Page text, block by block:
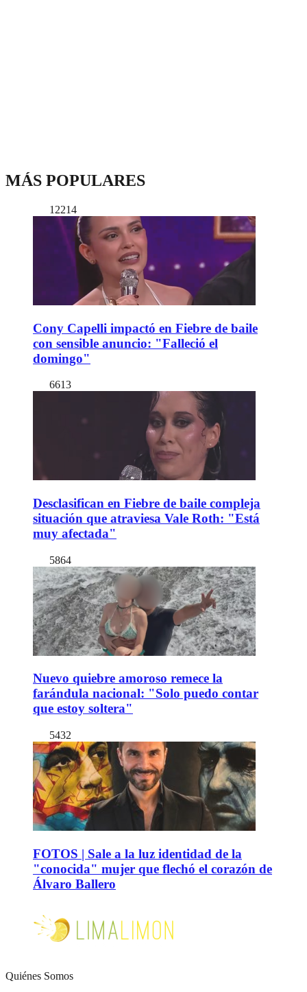
MÁS POPULARES
12214
Cony Capelli impactó en Fiebre de baile
con sensible anuncio: "Falleció el
domingo"
6613
Desclasifican en Fiebre de baile compleja
situación que atraviesa Vale Roth: "Está
muy afectada"
5864
Nuevo quiebre amoroso remece la
farándula nacional: "Solo puedo contar
que estoy soltera"
5432
FOTOS | Sale a la luz identidad de la
"conocida" mujer que flechó el corazón de
Álvaro Ballero
Quiénes Somos